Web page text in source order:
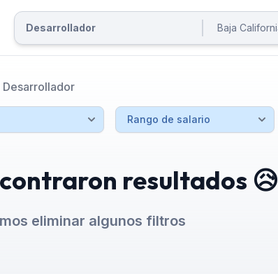
Desarrollador
resultados 😥
eliminar algunos filtros